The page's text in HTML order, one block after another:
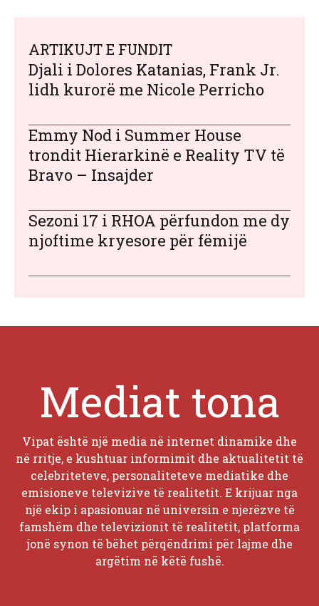
ARTIKUJT E FUNDIT
Djali i Dolores Katanias, Frank Jr.
lidh kurorë me Nicole Perricho
Emmy Nod i Summer House
trondit Hierarkinë e Reality TV të
Bravo – Insajder
Sezoni 17 i RHOA përfundon me dy
njoftime kryesore për fëmijë
Mediat tona
Vipat është një media në internet dinamike dhe
në rritje, e kushtuar informimit dhe aktualitetit të
celebriteteve, personaliteteve mediatike dhe
emisioneve televizive të realitetit. E krijuar nga
një ekip i apasionuar në universin e njerëzve të
famshëm dhe televizionit të realitetit, platforma
jonë synon të bëhet përqëndrimi për lajme dhe
argëtim në këtë fushë.